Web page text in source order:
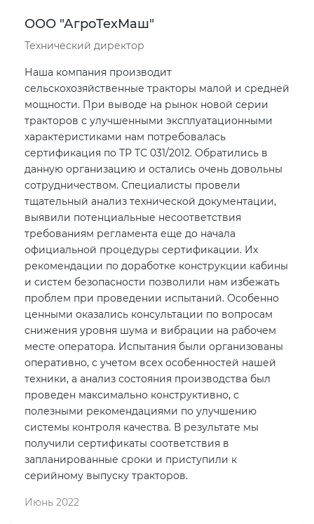
ООО "АгроТехМаш"
Технический директор
Наша компания производит
сельскохозяйственные тракторы малой и средней
мощности. При выводе на рынок новой серии
тракторов с улучшенными эксплуатационными
характеристиками нам потребовалась
сертификация по ТР ТС 031/2012. Обратились в
данную организацию и остались очень довольны
сотрудничеством. Специалисты провели
тщательный анализ технической документации,
выявили потенциальные несоответствия
требованиям регламента еще до начала
официальной процедуры сертификации. Их
рекомендации по доработке конструкции кабины
и систем безопасности позволили нам избежать
проблем при проведении испытаний. Особенно
ценными оказались консультации по вопросам
снижения уровня шума и вибрации на рабочем
месте оператора. Испытания были организованы
оперативно, с учетом всех особенностей нашей
техники, а анализ состояния производства был
проведен максимально конструктивно, с
полезными рекомендациями по улучшению
системы контроля качества. В результате мы
получили сертификаты соответствия в
запланированные сроки и приступили к
серийному выпуску тракторов.
Июнь 2022